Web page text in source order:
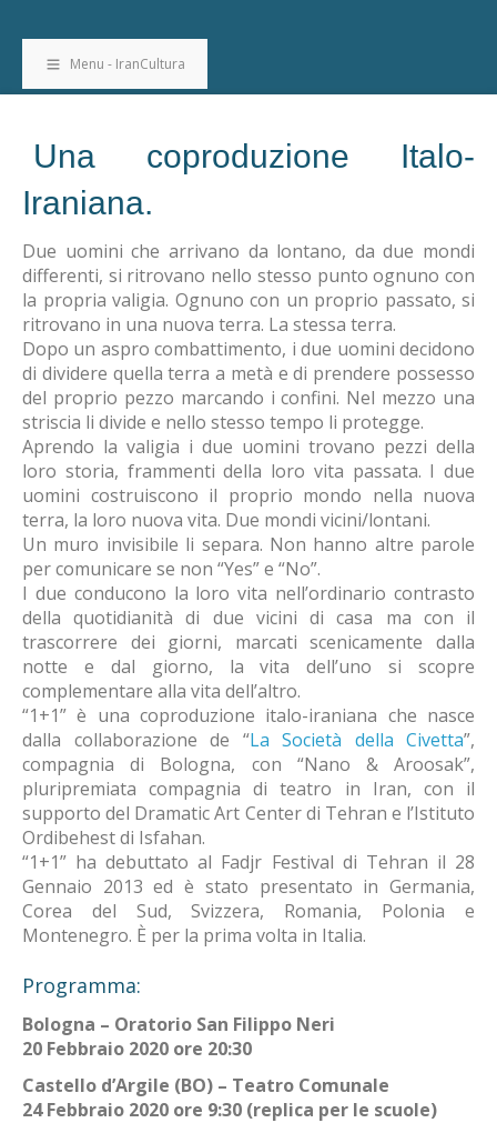
Menu - IranCultura
Una coproduzione Italo-
Iraniana.
Due uomini che arrivano da lontano, da due mondi
differenti, si ritrovano nello stesso punto ognuno con
la propria valigia. Ognuno con un proprio passato, si
ritrovano in una nuova terra. La stessa terra.
Dopo un aspro combattimento, i due uomini decidono
di dividere quella terra a metà e di prendere possesso
del proprio pezzo marcando i confini. Nel mezzo una
striscia li divide e nello stesso tempo li protegge.
Aprendo la valigia i due uomini trovano pezzi della
loro storia, frammenti della loro vita passata. I due
uomini costruiscono il proprio mondo nella nuova
terra, la loro nuova vita. Due mondi vicini/lontani.
Un muro invisibile li separa. Non hanno altre parole
per comunicare se non “Yes” e “No”.
I due conducono la loro vita nell’ordinario contrasto
della quotidianità di due vicini di casa ma con il
trascorrere dei giorni, marcati scenicamente dalla
notte e dal giorno, la vita dell’uno si scopre
complementare alla vita dell’altro.
“1+1” è una coproduzione italo-iraniana che nasce
dalla collaborazione de “La Società della Civetta”,
compagnia di Bologna, con “Nano & Aroosak”,
pluripremiata compagnia di teatro in Iran, con il
supporto del Dramatic Art Center di Tehran e l’Istituto
Ordibehest di Isfahan.
“1+1” ha debuttato al Fadjr Festival di Tehran il 28
Gennaio 2013 ed è stato presentato in Germania,
Corea del Sud, Svizzera, Romania, Polonia e
Montenegro. È per la prima volta in Italia.
Programma:
Bologna – Oratorio San Filippo Neri
20 Febbraio 2020 ore 20:30
Castello d’Argile (BO) – Teatro Comunale
24 Febbraio 2020 ore 9:30 (replica per le scuole)